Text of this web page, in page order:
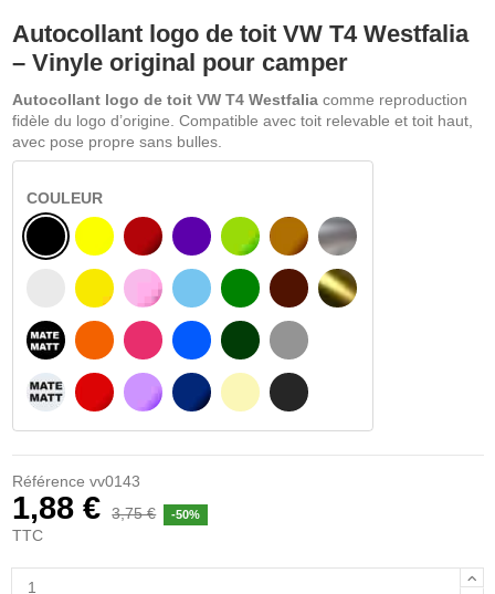
Autocollant logo de toit VW T4 Westfalia
– Vinyle original pour camper
Autocollant logo de toit VW T4 Westfaliacomme reproduction
fidèle du logo d’origine. Compatible avec toit relevable et toit haut,
avec pose propre sans bulles.
COULEUR
NOIR
BLANC
NOIR MATÉ
BLANC MATÉ
JAUNE
JAUNE AMBRE
ORANGE
ROUGE
BOURGOGNE
ROSA
FUCHSIA
PURPLE
VIOLET
BLEU CLAIR
BLAU
BLEU FONCÉ
VERT CLAIR
VERT
VERT FONCÉ
BEIGE
NOISETTE
BRUN FONCÉ
GRIS CLAIR
GRIS FONCÉ
ARGENT
OR
Référence vv0143
1,88 € 3,75 € -50%
TTC